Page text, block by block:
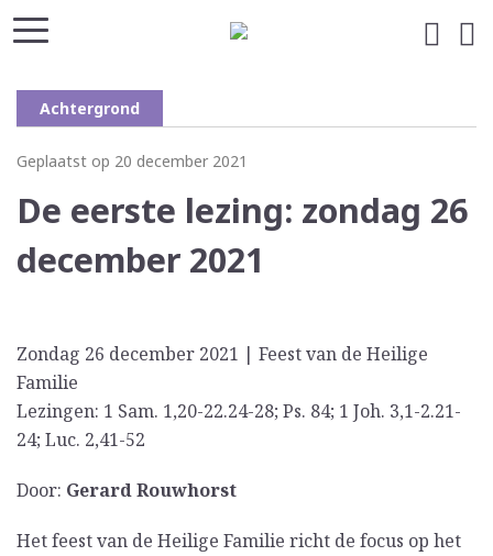
Achtergrond
Geplaatst op 20 december 2021
De eerste lezing: zondag 26
december 2021
Zondag 26 december 2021 | Feest van de Heilige
Familie
Lezingen: 1 Sam. 1,20-22.24-28; Ps. 84; 1 Joh. 3,1-2.21-
24; Luc. 2,41-52
Door: Gerard Rouwhorst
Het feest van de Heilige Familie richt de focus op het